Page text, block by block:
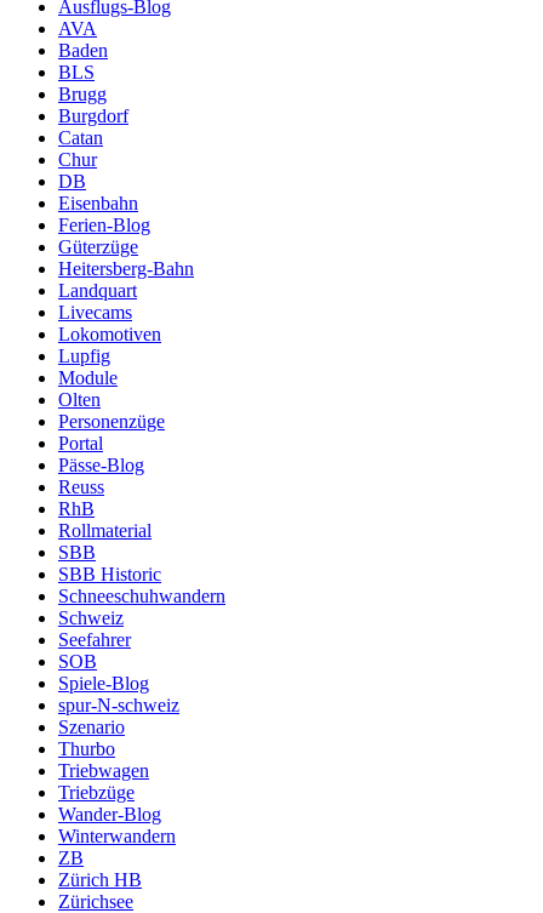
Ausflugs-Blog
AVA
Baden
BLS
Brugg
Burgdorf
Catan
Chur
DB
Eisenbahn
Ferien-Blog
Güterzüge
Heitersberg-Bahn
Landquart
Livecams
Lokomotiven
Lupfig
Module
Olten
Personenzüge
Portal
Pässe-Blog
Reuss
RhB
Rollmaterial
SBB
SBB Historic
Schneeschuhwandern
Schweiz
Seefahrer
SOB
Spiele-Blog
spur-N-schweiz
Szenario
Thurbo
Triebwagen
Triebzüge
Wander-Blog
Winterwandern
ZB
Zürich HB
Zürichsee